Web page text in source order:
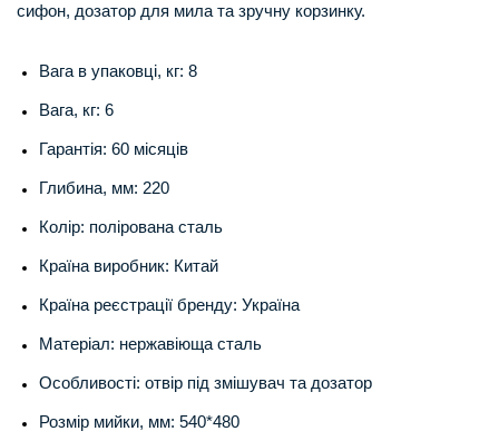
сифон, дозатор для мила та зручну корзинку.
Вага в упаковці, кг: 8
Вага, кг: 6
Гарантія: 60 місяців
Глибина, мм: 220
Колір: полірована сталь
Країна виробник: Китай
Країна реєстрації бренду: Україна
Матеріал: нержавіюща сталь
Особливості: отвір під змішувач та дозатор
Розмір мийки, мм: 540*480